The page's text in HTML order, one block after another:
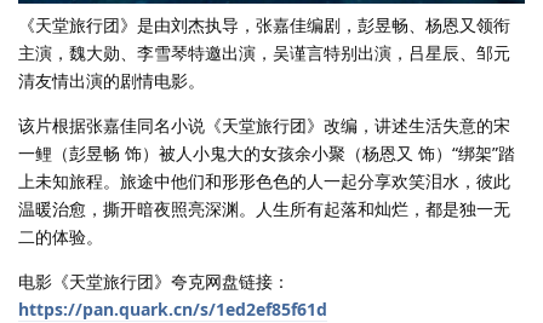
《天堂旅行团》是由刘杰执导，张嘉佳编剧，彭昱畅、杨恩又领衔
主演，魏大勋、李雪琴特邀出演，吴谨言特别出演，吕星辰、邹元
清友情出演的剧情电影。
该片根据张嘉佳同名小说《天堂旅行团》改编，讲述生活失意的宋
一鲤（彭昱畅 饰）被人小鬼大的女孩余小聚（杨恩又 饰）“绑架”踏
上未知旅程。旅途中他们和形形色色的人一起分享欢笑泪水，彼此
温暖治愈，撕开暗夜照亮深渊。人生所有起落和灿烂，都是独一无
二的体验。
电影《天堂旅行团》夸克网盘链接：
https://pan.quark.cn/s/1ed2ef85f61d